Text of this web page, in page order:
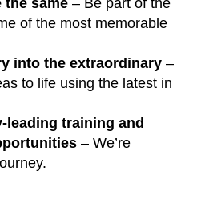
of the most memorable
into the extraordinary –
to life using the latest in
leading training and
– We’re